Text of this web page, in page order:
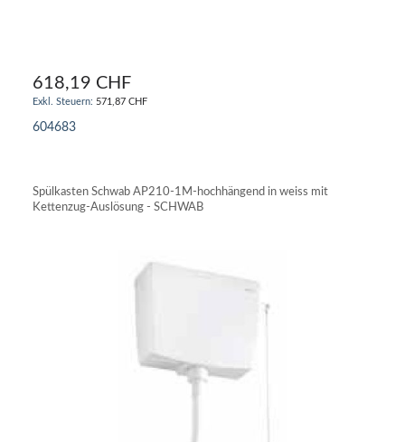
618,19 CHF
571,87 CHF
604683
Spülkasten Schwab AP210-1M-hochhängend in weiss mit
Kettenzug-Auslösung - SCHWAB